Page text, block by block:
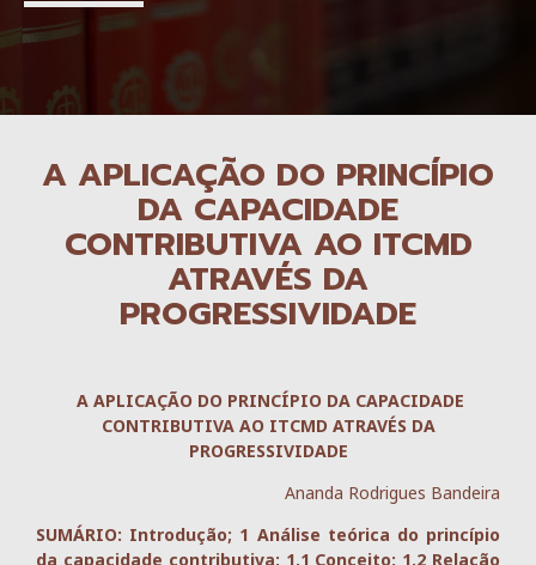
A APLICAÇÃO DO PRINCÍPIO
DA CAPACIDADE
CONTRIBUTIVA AO ITCMD
ATRAVÉS DA
PROGRESSIVIDADE
A APLICAÇÃO DO PRINCÍPIO DA CAPACIDADE
CONTRIBUTIVA AO ITCMD ATRAVÉS DA
PROGRESSIVIDADE
Ananda Rodrigues Bandeira
SUMÁRIO: Introdução; 1 Análise teórica do princípio
da capacidade contributiva; 1.1 Conceito; 1.2 Relação